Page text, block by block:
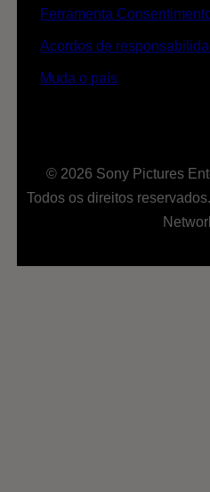
Ferramenta
Acordos de
Muda o país
© 2026 Sony Pictures
Todos os direitos